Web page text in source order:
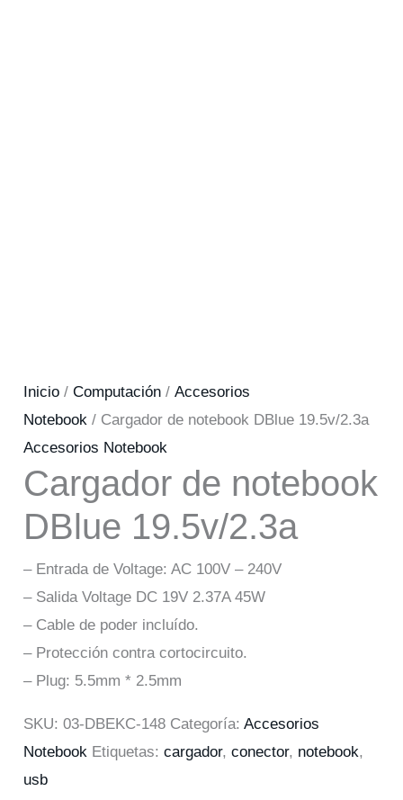
Inicio /Computación /Accesorios
Notebook / Cargador de notebook DBlue 19.5v/2.3a
Accesorios Notebook
Cargador de notebook
DBlue 19.5v/2.3a
– Entrada de Voltage: AC 100V – 240V
– Salida Voltage DC 19V 2.37A 45W
– Cable de poder incluído.
– Protección contra cortocircuito.
– Plug: 5.5mm * 2.5mm
SKU:03-DBEKC-148 Categoría:Accesorios
Notebook Etiquetas:cargador,conector, notebook,
usb